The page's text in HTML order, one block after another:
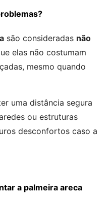
são consideradas não
elas não costumam
mesmo quando
uma distância segura
ou estruturas
desconfortos caso a
a palmeira areca